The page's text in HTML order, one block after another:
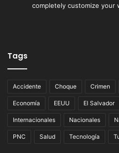
completely customize your
Tags
Accidente Choque Crimen
Economía EEUU El Salvador
Internacionales Nacionales
PNC Salud Tecnología